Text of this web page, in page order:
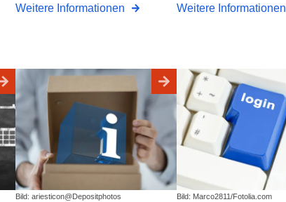
Weitere Informationen
Weitere Informationen
Bild: ariesticon@Depositphotos Bild: Marco2811/Fotolia.com